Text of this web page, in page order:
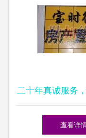
二十年真诚服务
河二手房交易信
查看详